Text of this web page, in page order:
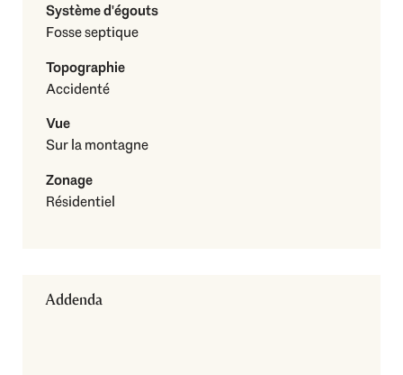
Système d'égouts
Fosse septique
Topographie
Accidenté
Vue
Sur la montagne
Zonage
Résidentiel
Addenda